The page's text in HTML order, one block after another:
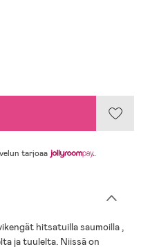
tarjoaa .
hitsatuilla saumoilla ,
ja tuulelta. Niissä on